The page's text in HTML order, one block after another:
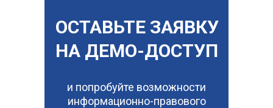
и попробуйте возможности
информационно-правового
ОСТАВЬТЕ ЗАЯВКУ
НА ДЕМО-ДОСТУП